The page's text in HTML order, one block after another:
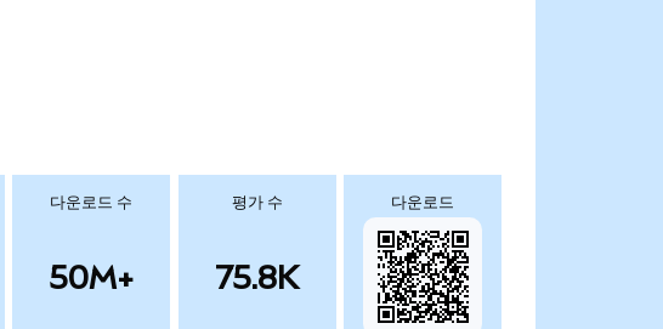
다운로드 수
50M+
평가 수
75.8K
다운로드